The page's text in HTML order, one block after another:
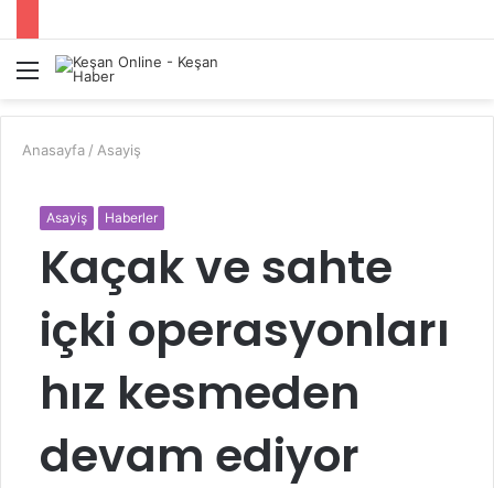
Menü
Anasayfa / Asayiş
Asayiş Haberler
Kaçak ve sahte
içki operasyonları
hız kesmeden
devam ediyor